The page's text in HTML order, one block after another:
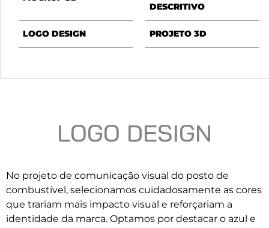
DESCRITIVO
LOGO DESIGN PROJETO 3D
LOGO DESIGN
No projeto de comunicação visual do posto de
combustível, selecionamos cuidadosamente as cores
que trariam mais impacto visual e reforçariam a
identidade da marca. Optamos por destacar o azul e